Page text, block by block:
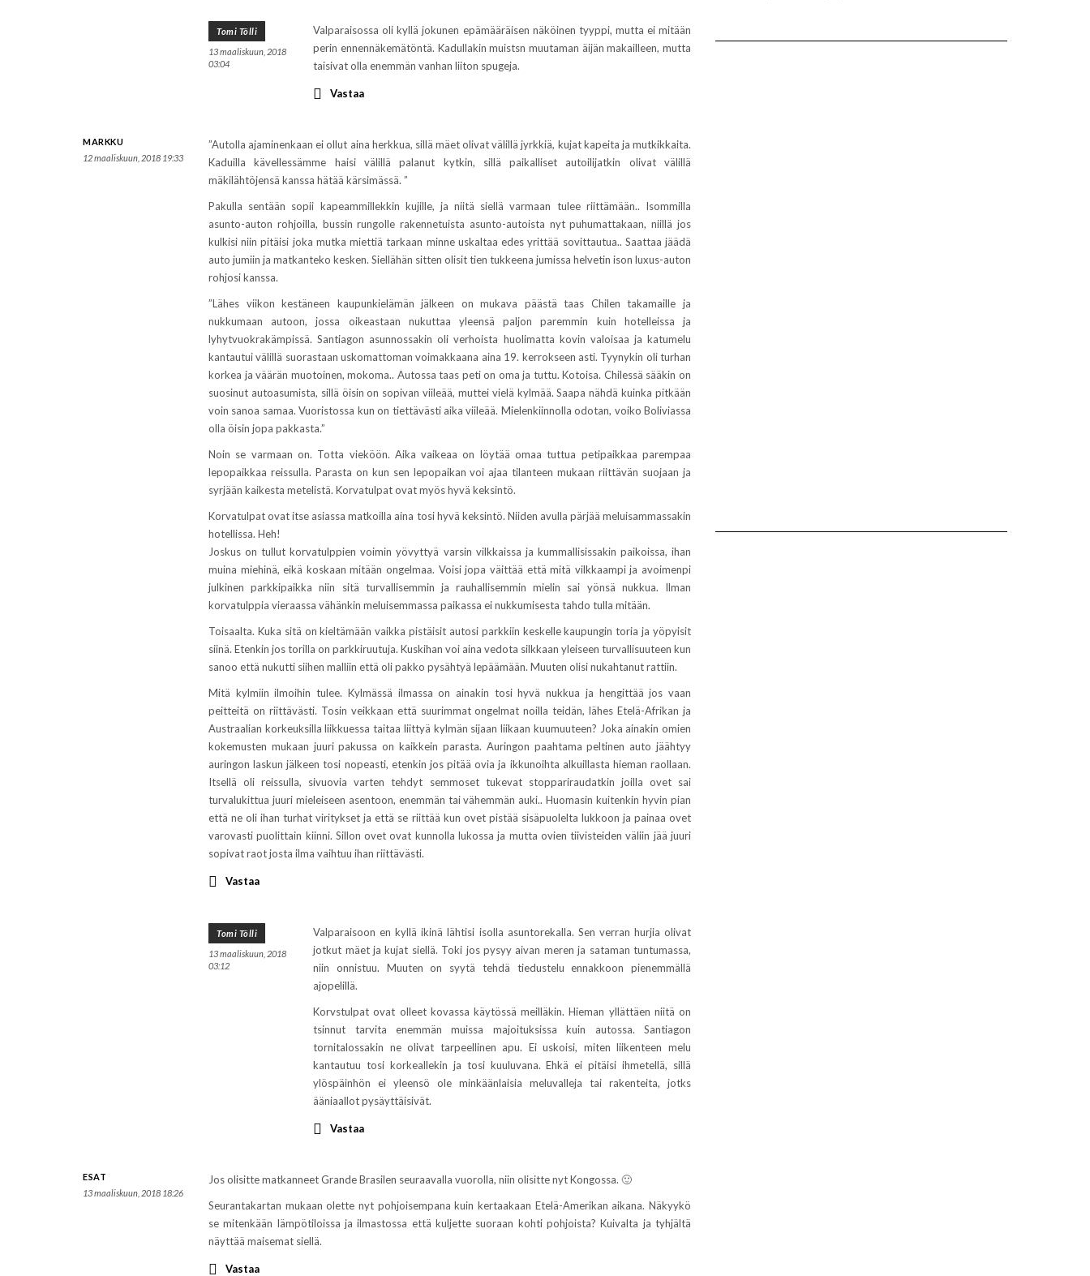
Tomi Tölli
13 maaliskuun, 2018
03:04
Valparaisossa oli kyllä jokunen epämääräisen näköinen tyyppi, mutta ei mitään
perin ennennäkemätöntä. Kadullakin muistsn muutaman äijän makailleen, mutta
taisivat olla enemmän vanhan liiton spugeja.
Vastaa
MARKKU
12 maaliskuun, 2018 19:33
”Autolla ajaminenkaan ei ollut aina herkkua, sillä mäet olivat välillä jyrkkiä, kujat kapeita ja mutkikkaita.
Kaduilla kävellessämme haisi välillä palanut kytkin, sillä paikalliset autoilijatkin olivat välillä
mäkilähtöjensä kanssa hätää kärsimässä. ”
Pakulla sentään sopii kapeammillekkin kujille, ja niitä siellä varmaan tulee riittämään.. Isommilla
asunto-auton rohjoilla, bussin rungolle rakennetuista asunto-autoista nyt puhumattakaan, niillä jos
kulkisi niin pitäisi joka mutka miettiä tarkaan minne uskaltaa edes yrittää sovittautua.. Saattaa jäädä
auto jumiin ja matkanteko kesken. Siellähän sitten olisit tien tukkeena jumissa helvetin ison luxus-auton
rohjosi kanssa.
”Lähes viikon kestäneen kaupunkielämän jälkeen on mukava päästä taas Chilen takamaille ja
nukkumaan autoon, jossa oikeastaan nukuttaa yleensä paljon paremmin kuin hotelleissa ja
lyhytvuokrakämpissä. Santiagon asunnossakin oli verhoista huolimatta kovin valoisaa ja katumelu
kantautui välillä suorastaan uskomattoman voimakkaana aina 19. kerrokseen asti. Tyynykin oli turhan
korkea ja väärän muotoinen, mokoma.. Autossa taas peti on oma ja tuttu. Kotoisa. Chilessä sääkin on
suosinut autoasumista, sillä öisin on sopivan viileää, muttei vielä kylmää. Saapa nähdä kuinka pitkään
voin sanoa samaa. Vuoristossa kun on tiettävästi aika viileää. Mielenkiinnolla odotan, voiko Boliviassa
olla öisin jopa pakkasta.”
Noin se varmaan on. Totta vieköön. Aika vaikeaa on löytää omaa tuttua petipaikkaa parempaa
lepopaikkaa reissulla. Parasta on kun sen lepopaikan voi ajaa tilanteen mukaan riittävän suojaan ja
syrjään kaikesta metelistä. Korvatulpat ovat myös hyvä keksintö.
Korvatulpat ovat itse asiassa matkoilla aina tosi hyvä keksintö. Niiden avulla pärjää meluisammassakin
hotellissa. Heh!
Joskus on tullut korvatulppien voimin yövyttyä varsin vilkkaissa ja kummallisissakin paikoissa, ihan
muina miehinä, eikä koskaan mitään ongelmaa. Voisi jopa väittää että mitä vilkkaampi ja avoimenpi
julkinen parkkipaikka niin sitä turvallisemmin ja rauhallisemmin mielin sai yönsä nukkua. Ilman
korvatulppia vieraassa vähänkin meluisemmassa paikassa ei nukkumisesta tahdo tulla mitään.
Toisaalta. Kuka sitä on kieltämään vaikka pistäisit autosi parkkiin keskelle kaupungin toria ja yöpyisit
siinä. Etenkin jos torilla on parkkiruutuja. Kuskihan voi aina vedota silkkaan yleiseen turvallisuuteen kun
sanoo että nukutti siihen malliin että oli pakko pysähtyä lepäämään. Muuten olisi nukahtanut rattiin.
Mitä kylmiin ilmoihin tulee. Kylmässä ilmassa on ainakin tosi hyvä nukkua ja hengittää jos vaan
peitteitä on riittävästi. Tosin veikkaan että suurimmat ongelmat noilla teidän, lähes Etelä-Afrikan ja
Austraalian korkeuksilla liikkuessa taitaa liittyä kylmän sijaan liikaan kuumuuteen? Joka ainakin omien
kokemusten mukaan juuri pakussa on kaikkein parasta. Auringon paahtama peltinen auto jäähtyy
auringon laskun jälkeen tosi nopeasti, etenkin jos pitää ovia ja ikkunoihta alkuillasta hieman raollaan.
Itsellä oli reissulla, sivuovia varten tehdyt semmoset tukevat stoppariraudatkin joilla ovet sai
turvalukittua juuri mieleiseen asentoon, enemmän tai vähemmän auki.. Huomasin kuitenkin hyvin pian
että ne oli ihan turhat viritykset ja että se riittää kun ovet pistää sisäpuolelta lukkoon ja painaa ovet
varovasti puolittain kiinni. Sillon ovet ovat kunnolla lukossa ja mutta ovien tiivisteiden väliin jää juuri
sopivat raot josta ilma vaihtuu ihan riittävästi.
Vastaa
Tomi Tölli
13 maaliskuun, 2018
03:12
Valparaisoon en kyllä ikinä lähtisi isolla asuntorekalla. Sen verran hurjia olivat
jotkut mäet ja kujat siellä. Toki jos pysyy aivan meren ja sataman tuntumassa,
niin onnistuu. Muuten on syytä tehdä tiedustelu ennakkoon pienemmällä
ajopelillä.
Korvstulpat ovat olleet kovassa käytössä meilläkin. Hieman yllättäen niitä on
tsinnut tarvita enemmän muissa majoituksissa kuin autossa. Santiagon
tornitalossakin ne olivat tarpeellinen apu. Ei uskoisi, miten liikenteen melu
kantautuu tosi korkeallekin ja tosi kuuluvana. Ehkä ei pitäisi ihmetellä, sillä
ylöspäinhön ei yleensö ole minkäänlaisia meluvalleja tai rakenteita, jotks
ääniaallot pysäyttäisivät.
Vastaa
ESAT
13 maaliskuun, 2018 18:26
Jos olisitte matkanneet Grande Brasilen seuraavalla vuorolla, niin olisitte nyt Kongossa. 🙂
Seurantakartan mukaan olette nyt pohjoisempana kuin kertaakaan Etelä-Amerikan aikana. Näkyykö
se mitenkään lämpötiloissa ja ilmastossa että kuljette suoraan kohti pohjoista? Kuivalta ja tyhjältä
näyttää maisemat siellä.
Vastaa